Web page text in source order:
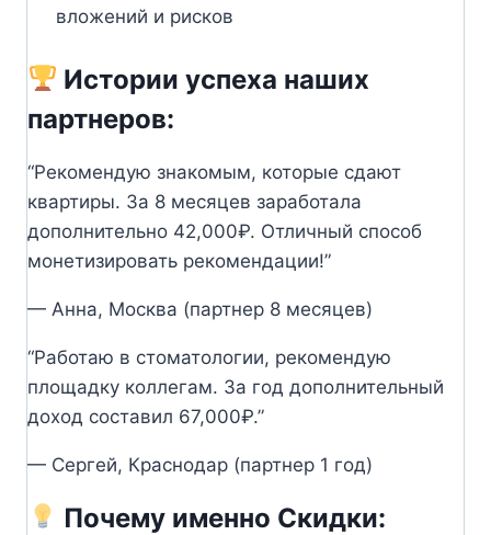
вложений и рисков
Истории успеха наших
партнеров:
“Рекомендую знакомым, которые сдают
квартиры. За 8 месяцев заработала
дополнительно 42,000₽. Отличный способ
монетизировать рекомендации!”
— Анна, Москва (партнер 8 месяцев)
“Работаю в стоматологии, рекомендую
площадку коллегам. За год дополнительный
доход составил 67,000₽.”
— Сергей, Краснодар (партнер 1 год)
Почему именно Скидки: